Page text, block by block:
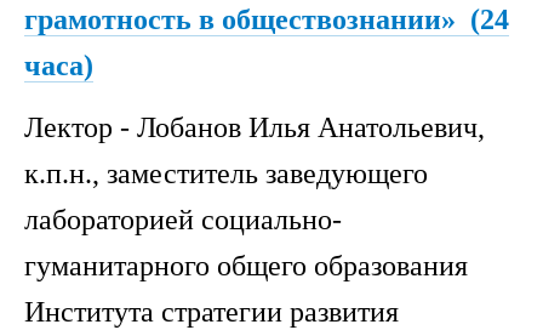
грамотность в обществознании» (24
часа)
Лектор - Лобанов Илья Анатольевич,
к.п.н., заместитель заведующего
лабораторией социально-
гуманитарного общего образования
Института стратегии развития